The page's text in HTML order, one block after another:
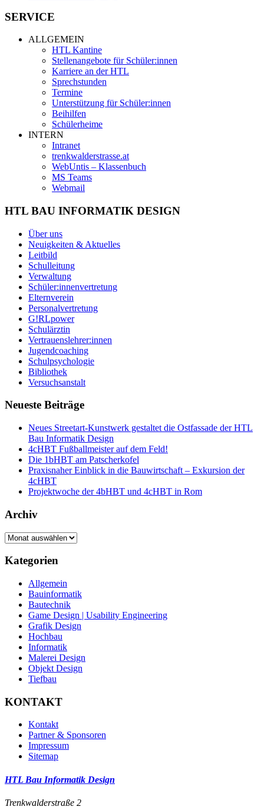
SERVICE
ALLGEMEIN
HTL Kantine
Stellenangebote für Schüler:innen
Karriere an der HTL
Sprechstunden
Termine
Unterstützung für Schüler:innen
Beihilfen
Schülerheime
INTERN
Intranet
trenkwalderstrasse.at
WebUntis – Klassenbuch
MS Teams
Webmail
HTL BAU INFORMATIK DESIGN
Über uns
Neuigkeiten & Aktuelles
Leitbild
Schulleitung
Verwaltung
Schüler:innenvertretung
Elternverein
Personalvertretung
G!RLpower
Schulärztin
Vertrauenslehrer:innen
Jugendcoaching
Schulpsychologie
Bibliothek
Versuchsanstalt
Neueste Beiträge
Neues Streetart-Kunstwerk gestaltet die Ostfassade der HTL
Bau Informatik Design
4cHBT Fußballmeister auf dem Feld!
Die 1bHBT am Patscherkofel
Praxisnaher Einblick in die Bauwirtschaft – Exkursion der
4cHBT
Projektwoche der 4bHBT und 4cHBT in Rom
Archiv
Archiv
Kategorien
Allgemein
Bauinformatik
Bautechnik
Game Design | Usability Engineering
Grafik Design
Hochbau
Informatik
Malerei Design
Objekt Design
Tiefbau
KONTAKT
Kontakt
Partner & Sponsoren
Impressum
Sitemap
HTL Bau Informatik Design
Trenkwalderstraße 2